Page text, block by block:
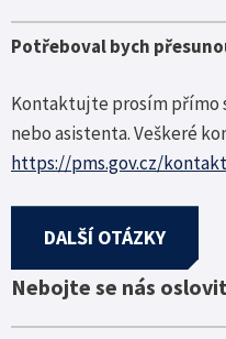
Potřeboval bych
Kontaktujte prosím přímo
nebo asistenta. Veškeré
https://pms.gov.cz/
DALŠÍ OTÁZKY
Nebojte se nás